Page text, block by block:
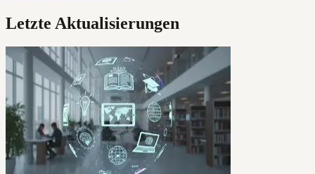
Letzte Aktualisierungen